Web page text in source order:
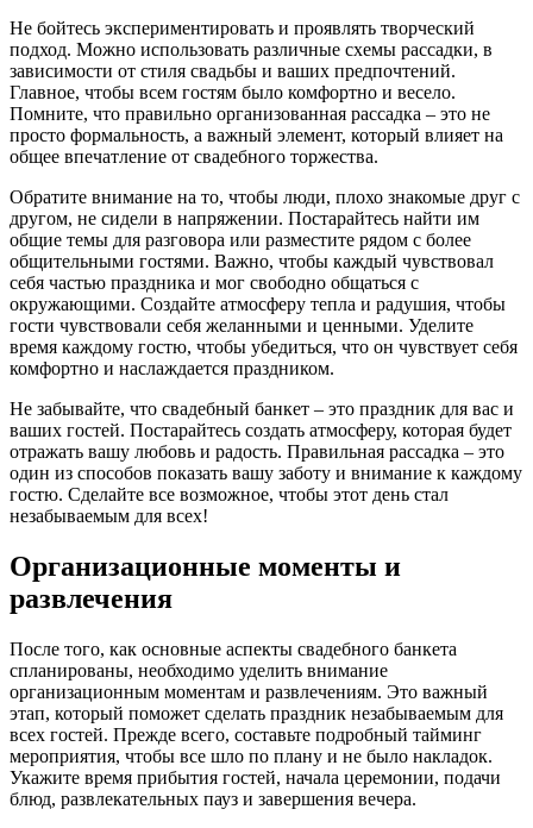
Не бойтесь экспериментировать и проявлять творческий
подход. Можно использовать различные схемы рассадки, в
зависимости от стиля свадьбы и ваших предпочтений.
Главное, чтобы всем гостям было комфортно и весело.
Помните, что правильно организованная рассадка – это не
просто формальность, а важный элемент, который влияет на
общее впечатление от свадебного торжества.
Обратите внимание на то, чтобы люди, плохо знакомые друг с
другом, не сидели в напряжении. Постарайтесь найти им
общие темы для разговора или разместите рядом с более
общительными гостями. Важно, чтобы каждый чувствовал
себя частью праздника и мог свободно общаться с
окружающими. Создайте атмосферу тепла и радушия, чтобы
гости чувствовали себя желанными и ценными. Уделите
время каждому гостю, чтобы убедиться, что он чувствует себя
комфортно и наслаждается праздником.
Не забывайте, что свадебный банкет – это праздник для вас и
ваших гостей. Постарайтесь создать атмосферу, которая будет
отражать вашу любовь и радость. Правильная рассадка – это
один из способов показать вашу заботу и внимание к каждому
гостю. Сделайте все возможное, чтобы этот день стал
незабываемым для всех!
Организационные моменты и
развлечения
После того, как основные аспекты свадебного банкета
спланированы, необходимо уделить внимание
организационным моментам и развлечениям. Это важный
этап, который поможет сделать праздник незабываемым для
всех гостей. Прежде всего, составьте подробный тайминг
мероприятия, чтобы все шло по плану и не было накладок.
Укажите время прибытия гостей, начала церемонии, подачи
блюд, развлекательных пауз и завершения вечера.